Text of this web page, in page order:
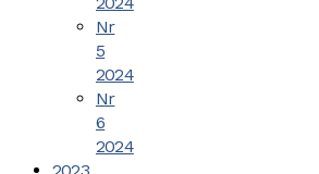
Nr
5
2024
Nr
6
2024
2023